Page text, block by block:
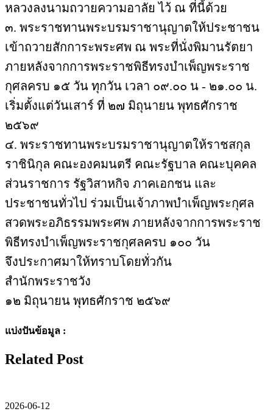
หลวงลงนามถวายความอาลัย ไว้ ณ ที่นี้ด้วย
๓. พระราชทานพระบรมราชานุญาตให้ประชาชน
เข้าถวายสักการะพระศพ ณ พระที่นั่งพิมานรัตยา
ภายหลังจากการพระราชพิธีทรงบำเพ็ญพระราช
กุศลครบ ๑๕ วัน ทุกวัน เวลา ๐๙.๐๐ น - ๒๑.๐๐ น.
เริ่มตั้งแต่วันเสาร์ ที่ ๒๗ มิถุนายน พุทธศักราช
๒๕๖๙
๔. พระราชทานพระบรมราชานุญาตให้ราชสกุล
ราชินิกุล คณะองคมนตรี คณะรัฐบาล คณะบุคคล
ส่วนราชการ รัฐวิสาหกิจ ภาคเอกชน และ
ประชาชนทั่วไป ร่วมเป็นเจ้าภาพบำเพ็ญพระกุศล
สวดพระอภิธรรมพระศพ ภายหลังจากการพระราช
พิธีทรงบำเพ็ญพระราชกุศลครบ ๑๐๐ วัน
จึงประกาศมาให้ทราบโดยทั่วกัน
สำนักพระราชวัง
๑๒ มิถุนายน พุทธศักราช ๒๕๖๙
แบ่งปันข้อมูล :
Related Post
2026-06-12